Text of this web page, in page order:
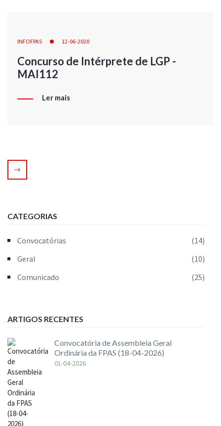
INFOFPAS 12-06-2020
Concurso de Intérprete de LGP -
MAI112
Ler mais
CATEGORIAS
Convocatórias
(14)
Geral
(10)
Comunicado
(25)
ARTIGOS RECENTES
Convocatória de Assembleia Geral
Ordinária da FPAS (18-04-2026)
01-04-2026